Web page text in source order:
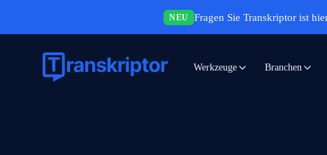
NEU Fragen Sie Transkriptor ist
Werkzeuge Branchen